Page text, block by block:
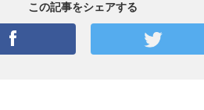
この記事をシェアする